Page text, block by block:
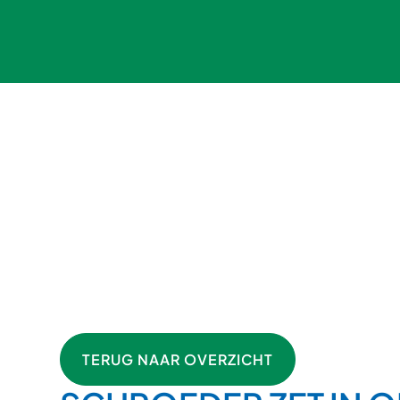
TERUG NAAR OVERZICHT